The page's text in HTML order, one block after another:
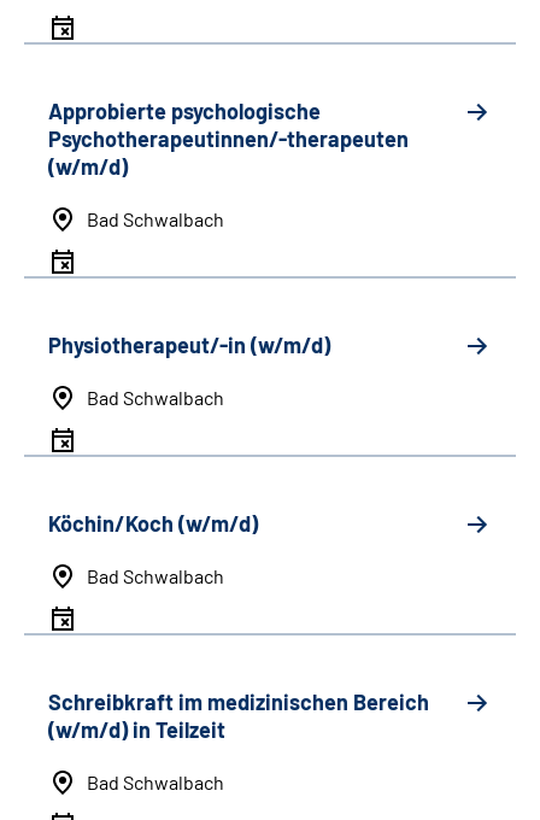
Approbierte psychologische
Psychotherapeutinnen/-therapeuten
(w/m/d)
Bad Schwalbach
Physiotherapeut/-in (w/m/d)
Bad Schwalbach
Köchin/Koch (w/m/d)
Bad Schwalbach
Schreibkraft im medizinischen Bereich
(w/m/d) in Teilzeit
Bad Schwalbach